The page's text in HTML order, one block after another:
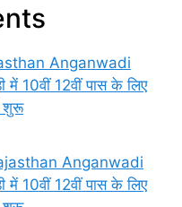
Anganwadi
10वीं 12वीं पास के लिए
शुरू
Anganwadi
10वीं 12वीं पास के लिए